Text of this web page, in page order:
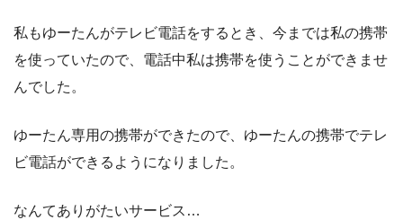
私もゆーたんがテレビ電話をするとき、今までは私の携帯
を使っていたので、電話中私は携帯を使うことができませ
んでした。
ゆーたん専用の携帯ができたので、ゆーたんの携帯でテレ
ビ電話ができるようになりました。
なんてありがたいサービス…